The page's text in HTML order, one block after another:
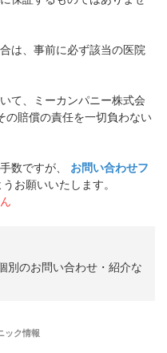
は、事前に必ず該当の医院
て、ミーカンパニー株式会
の賠償の責任を一切負わない
数ですが、
お問い合わせフ
お願いいたします。
別のお問い合わせ・紹介な
ック情報